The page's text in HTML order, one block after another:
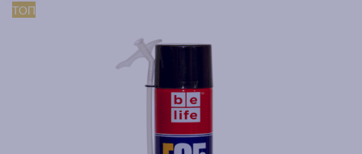
ТОП